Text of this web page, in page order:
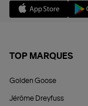
TOP MARQUES
Golden Goose
Jérôme Dreyfuss